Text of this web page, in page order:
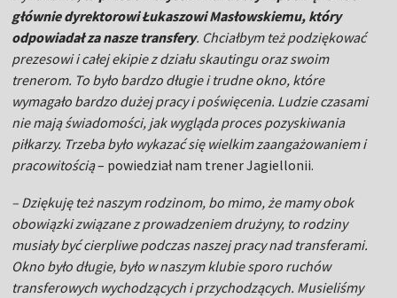
głównie dyrektorowi Łukaszowi Masłowskiemu, który
odpowiadał za nasze transfery. Chciałbym też podziękować
prezesowi i całej ekipie z działu skautingu oraz swoim
trenerom. To było bardzo długie i trudne okno, które
wymagało bardzo dużej pracy i poświęcenia. Ludzie czasami
nie mają świadomości, jak wygląda proces pozyskiwania
piłkarzy. Trzeba było wykazać się wielkim zaangażowaniem i
pracowitością– powiedział nam trener Jagiellonii.
– Dziękuję też naszym rodzinom, bo mimo, że mamy obok
obowiązki związane z prowadzeniem drużyny, to rodziny
musiały być cierpliwe podczas naszej pracy nad transferami.
Okno było długie, było w naszym klubie sporo ruchów
transferowych wychodzących i przychodzących. Musieliśmy